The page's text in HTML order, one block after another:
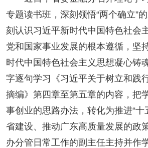
专题读书班，深刻领悟“两个确立”
刻认识习近平新时代中国特色社会
党和国家事业发展的根本遵循，坚
时代中国特色社会主义思想凝心铸
字逐句学习《习近平关于树立和践
摘编》第四章至第五章的内容，把
事创业的思路办法，转化为推进“十
省建设、推动广东高质量发展的政
办分管日常工作的副主任主持并作